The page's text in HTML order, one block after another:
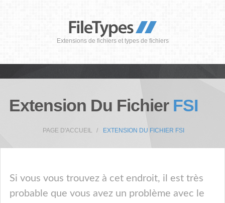
Extensions de fichiers et types de fichiers
Extension Du Fichier FSI
PAGE D'ACCUEIL EXTENSION DU FICHIER FSI
Si vous vous trouvez à cet endroit, il est très
probable que vous avez un problème avec le